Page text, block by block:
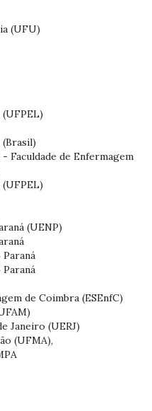
(UFU)
(Brasil)
Faculdade de Enfermagem
(UENP)
de Coimbra (ESEnfC)
Janeiro (UERJ)
(UFMA),